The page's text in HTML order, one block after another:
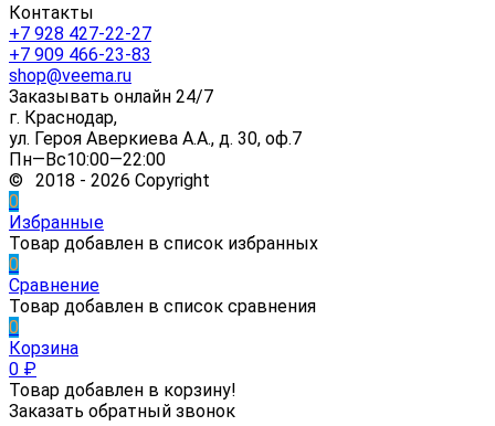
Контакты
+7 928 427-22-27
+7 909 466-23-83
shop@veema.ru
Заказывать онлайн 24/7
г. Краснодар,
ул. Героя Аверкиева А.А., д. 30, оф.7
Пн—Вс10:00—22:00
© 2018 - 2026 Copyright
0
Избранные
Товар добавлен в список избранных
0
Сравнение
Товар добавлен в список сравнения
0
Корзина
0 ₽
Товар добавлен в корзину!
Заказать обратный звонок